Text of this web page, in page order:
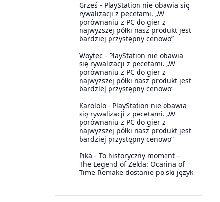
Grześ - PlayStation nie obawia się
rywalizacji z pecetami. „W
porównaniu z PC do gier z
najwyższej półki nasz produkt jest
bardziej przystępny cenowo”
Woytec - PlayStation nie obawia
się rywalizacji z pecetami. „W
porównaniu z PC do gier z
najwyższej półki nasz produkt jest
bardziej przystępny cenowo”
Karololo - PlayStation nie obawia
się rywalizacji z pecetami. „W
porównaniu z PC do gier z
najwyższej półki nasz produkt jest
bardziej przystępny cenowo”
Pika - To historyczny moment –
The Legend of Zelda: Ocarina of
Time Remake dostanie polski język